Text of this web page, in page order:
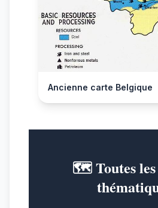
Ancienne carte Belgique
🗺️ Toutes les